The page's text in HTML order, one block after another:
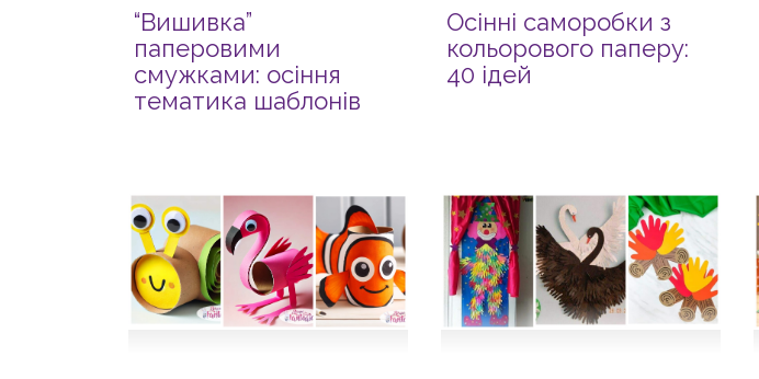
“Вишивка”
паперовими
смужками: осіння
тематика шаблонів
Осінні саморобки з
кольорового паперу:
40 ідей